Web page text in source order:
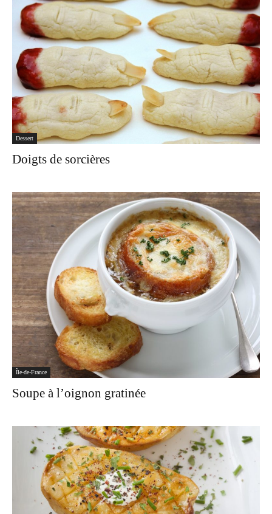
Dessert
Doigts de sorcières
Île-de-France
Soupe à l’oignon gratinée